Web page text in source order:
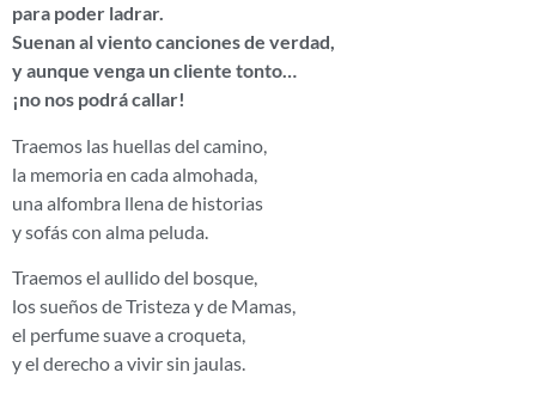
para poder ladrar.
Suenan al viento canciones de verdad,
y aunque venga un cliente tonto…
¡no nos podrá callar!
Traemos las huellas del camino,
la memoria en cada almohada,
una alfombra llena de historias
y sofás con alma peluda.
Traemos el aullido del bosque,
los sueños de Tristeza y de Mamas,
el perfume suave a croqueta,
y el derecho a vivir sin jaulas.